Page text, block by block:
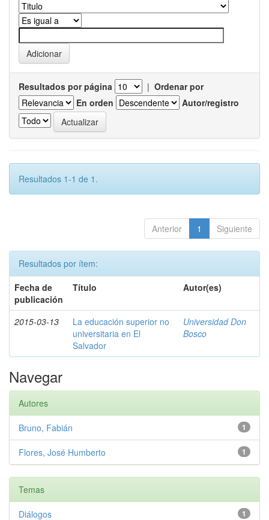
Resultados por página | Ordenar por
En orden
Autor/registro
Resultados 1-1 de 1.
Anterior 1 Siguiente
Resultados por ítem:
Fecha de
publicación
Título Autor(es)
2015-03-13
La educación superior no
universitaria en El
Salvador
Universidad Don
Bosco
Navegar
Autores
1
Bruno, Fabián
1
Flores, José Humberto
Temas
1
Diálogos